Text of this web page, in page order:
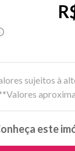
sujeitos à
este